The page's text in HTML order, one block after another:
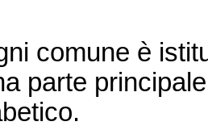
comune è
parte